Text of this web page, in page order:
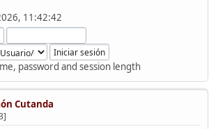
11:42:42
password and session length
Cutanda